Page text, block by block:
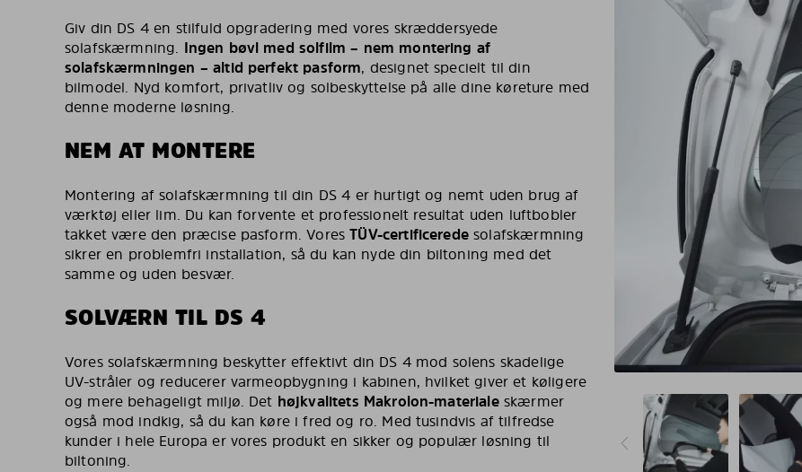
Giv din DS 4 en stilfuld opgradering med vores skræddersyede
solafskærmning. Ingen bøvl med solfilm – nem montering af
solafskærmningen – altid perfekt pasform, designet specielt til din
bilmodel. Nyd komfort, privatliv og solbeskyttelse på alle dine køreture med
denne moderne løsning.
NEM AT MONTERE
Montering af solafskærmning til din DS 4 er hurtigt og nemt uden brug af
værktøj eller lim. Du kan forvente et professionelt resultat uden luftbobler
takket være den præcise pasform. VoresTÜV-certificeredesolafskærmning
sikrer en problemfri installation, så du kan nyde din biltoning med det
samme og uden besvær.
SOLVÆRN TIL DS 4
Vores solafskærmning beskytter effektivt din DS 4 mod solens skadelige
UV-stråler og reducerer varmeopbygning i kabinen, hvilket giver et køligere
og mere behageligt miljø. Det højkvalitets Makrolon-materialeskærmer
også mod indkig, så du kan køre i fred og ro. Med tusindvis af tilfredse
kunder i hele Europa er vores produkt en sikker og populær løsning til
biltoning.